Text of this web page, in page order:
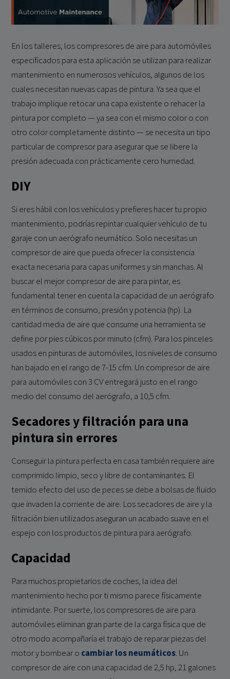
En los talleres, los compresores de aire para automóviles
especificados para esta aplicación se utilizan para realizar
mantenimiento en numerosos vehículos, algunos de los
cuales necesitan nuevas capas de pintura. Ya sea que el
trabajo implique retocar una capa existente o rehacer la
pintura por completo — ya sea con el mismo color o con
otro color completamente distinto — se necesita un tipo
particular de compresor para asegurar que se libere la
presión adecuada con prácticamente cero humedad.
DIY
Si eres hábil con los vehículos y prefieres hacer tu propio
mantenimiento, podrías repintar cualquier vehículo de tu
garaje con un aerógrafo neumático. Solo necesitas un
compresor de aire que pueda ofrecer la consistencia
exacta necesaria para capas uniformes y sin manchas. Al
buscar el mejor compresor de aire para pintar, es
fundamental tener en cuenta la capacidad de un aerógrafo
en términos de consumo, presión y potencia (hp). La
cantidad media de aire que consume una herramienta se
define por pies cúbicos por minuto (cfm). Para los pinceles
usados en pinturas de automóviles, los niveles de consumo
han bajado en el rango de 7-15 cfm. Un compresor de aire
para automóviles con 3 CV entregará justo en el rango
medio del consumo del aerógrafo, a 10,5 cfm.
Secadores y filtración para una
pintura sin errores
Conseguir la pintura perfecta en casa también requiere aire
comprimido limpio, seco y libre de contaminantes. El
temido efecto del uso de peces se debe a bolsas de fluido
que invaden la corriente de aire. Los secadores de aire y la
filtración bien utilizados aseguran un acabado suave en el
espejo con los productos de pintura para aerógrafo.
Capacidad
Para muchos propietarios de coches, la idea del
mantenimiento hecho por ti mismo parece físicamente
intimidante. Por suerte, los compresores de aire para
automóviles eliminan gran parte de la carga física que de
otro modo acompañaría el trabajo de reparar piezas del
motor y bombear o cambiar los neumáticos. Un
compresor de aire con una capacidad de 2,5 hp, 21 galones